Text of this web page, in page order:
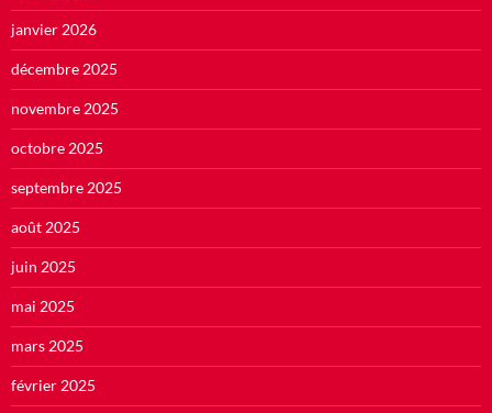
janvier 2026
décembre 2025
novembre 2025
octobre 2025
septembre 2025
août 2025
juin 2025
mai 2025
mars 2025
février 2025